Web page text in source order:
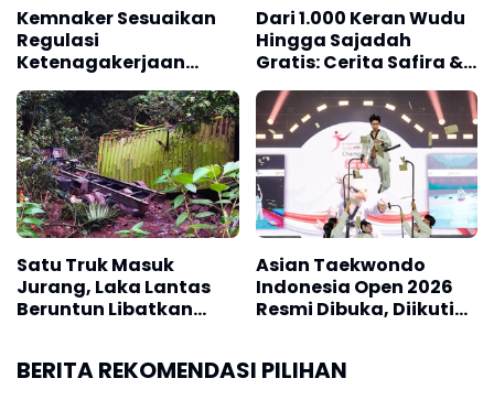
Kemnaker Sesuaikan
Regulasi
Ketenagakerjaan
Hadapi Dinamika
Dunia Kerja
Dari 1.000 Keran Wudu
Hingga Sajadah
Gratis: Cerita Safira &
Enjang Nikmati Malam
Zikir Kebangsaan
Satu Truk Masuk
Jurang, Laka Lantas
Beruntun Libatkan
Asian Taekwondo
Indonesia Open 2026
Resmi Dibuka, Diikuti
BERITA REKOMENDASI PILIHAN